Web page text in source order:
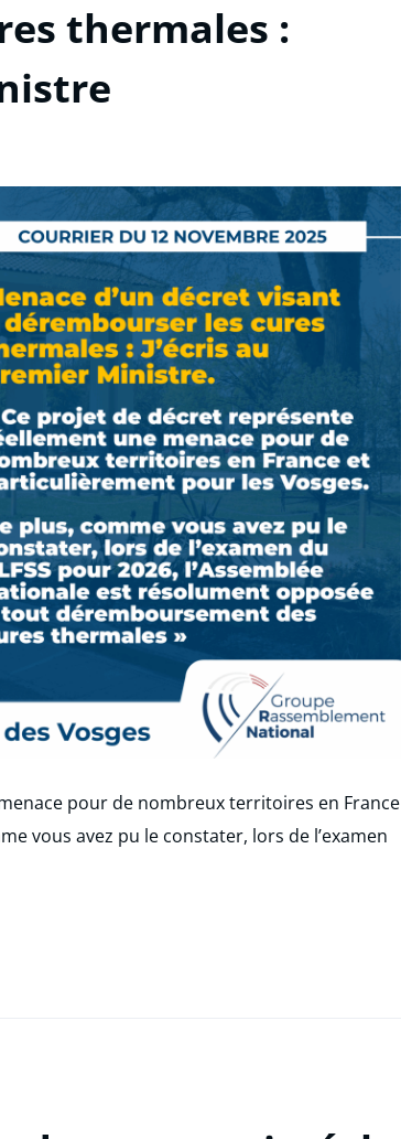
thermales :
pour de nombreux territoires en France
vous avez pu le constater, lors de l’examen